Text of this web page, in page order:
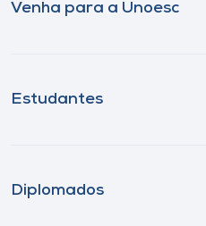
Venha para a Unoesc
Estudantes
Diplomados